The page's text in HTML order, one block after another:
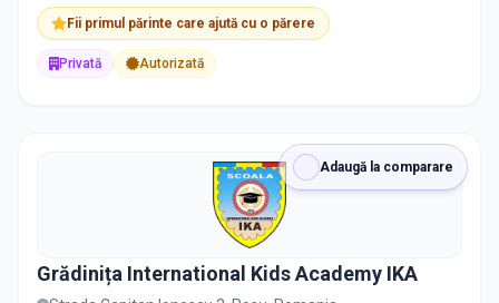
Fii primul părinte care ajută cu o părere
Privată Autorizată
Adaugă la comparare
Grădinița International Kids Academy IKA